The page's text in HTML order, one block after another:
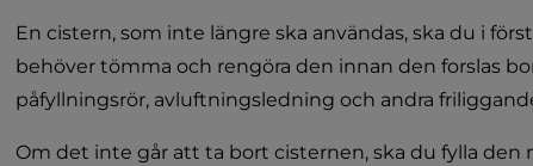
En cistern, som inte längre ska användas, ska du i
behöver tömma och rengöra den innan den forslas
påfyllningsrör, avluftningsledning och andra
Om det inte går att ta bort cisternen, ska du fylla den